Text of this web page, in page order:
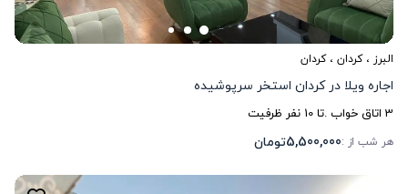
البرز ،کردان ، کردان
اجاره ویلا در کردان استخر سرپوشیده
3 اتاق خواب .تا10 نفر ظرفیت
هر شب از :5,500,000تومان